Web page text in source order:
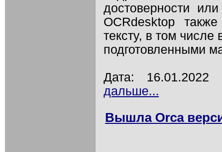
достоверности
OCRdesktop
тексту, в том числе
подготовленными
Дата:
дальше...
Вышла Orca